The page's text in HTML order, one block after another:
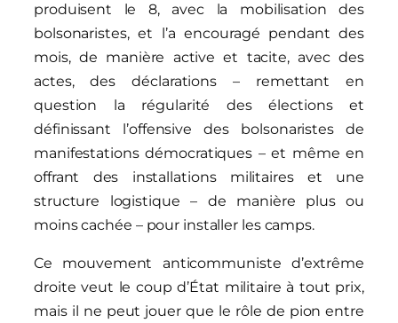
produisent le 8, avec la mobilisation des
bolsonaristes, et l’a encouragé pendant des
mois, de manière active et tacite, avec des
actes, des déclarations – remettant en
question la régularité des élections et
définissant l’offensive des bolsonaristes de
manifestations démocratiques – et même en
offrant des installations militaires et une
structure logistique – de manière plus ou
moins cachée – pour installer les camps.
Ce mouvement anticommuniste d’extrême
droite veut le coup d’État militaire à tout prix,
mais il ne peut jouer que le rôle de pion entre